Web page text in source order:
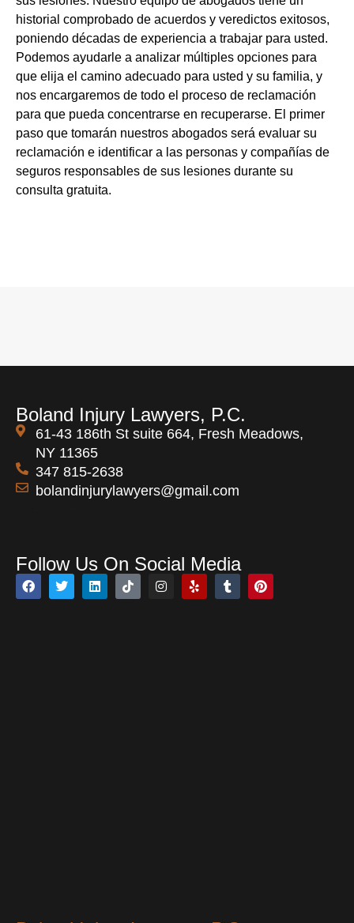
historial comprobado de acuerdos y veredictos exitosos,
poniendo décadas de experiencia a trabajar para usted.
Podemos ayudarle a analizar múltiples opciones para
que elija el camino adecuado para usted y su familia, y
nos encargaremos de todo el proceso de reclamación
para que pueda concentrarse en recuperarse. El primer
paso que tomarán nuestros abogados será evaluar su
reclamación e identificar a las personas y compañías de
seguros responsables de sus lesiones durante su
consulta gratuita.
Boland Injury Lawyers, P.C.
61-43 186th St suite 664, Fresh Meadows,
NY 11365
347 815-2638
bolandinjurylawyers@gmail.com
Follow Us On Social Media